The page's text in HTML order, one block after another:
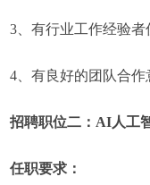
3、有行业工作经验者
4、有良好的团队合作
招聘职位二：AI人工
任职要求：